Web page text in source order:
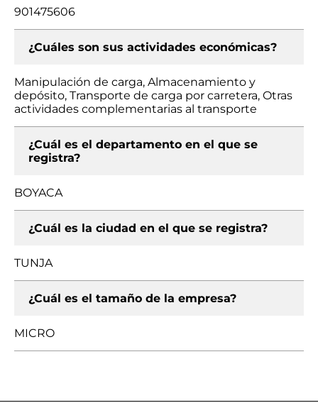
901475606
¿Cuáles son sus actividades económicas?
Manipulación de carga, Almacenamiento y
depósito, Transporte de carga por carretera, Otras
actividades complementarias al transporte
¿Cuál es el departamento en el que se
registra?
BOYACA
¿Cuál es la ciudad en el que se registra?
TUNJA
¿Cuál es el tamaño de la empresa?
MICRO